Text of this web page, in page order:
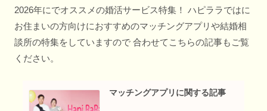
2026年にでオススメの婚活サービス特集！ ハピララではに
お住まいの方向けにおすすめのマッチングアプリや結婚相
談所の特集をしていますので 合わせてこちらの記事もご覧
ください。
マッチングアプリに関する記事